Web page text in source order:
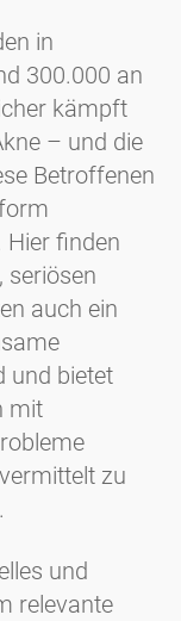
in
300.000 an
kämpft
– und die
Betroffenen
finden
seriösen
auch ein
und bietet
mit
zu
und
relevante